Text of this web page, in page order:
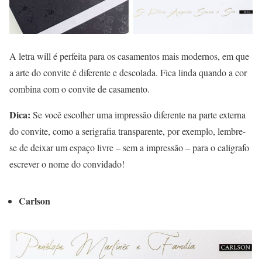
A letra will é perfeita para os casamentos mais modernos, em que
a arte do convite é diferente e descolada. Fica linda quando a cor
combina com o convite de casamento.
Dica: Se você escolher uma impressão diferente na parte externa
do convite, como a serigrafia transparente, por exemplo, lembre-
se de deixar um espaço livre – sem a impressão – para o calígrafo
escrever o nome do convidado!
Carlson